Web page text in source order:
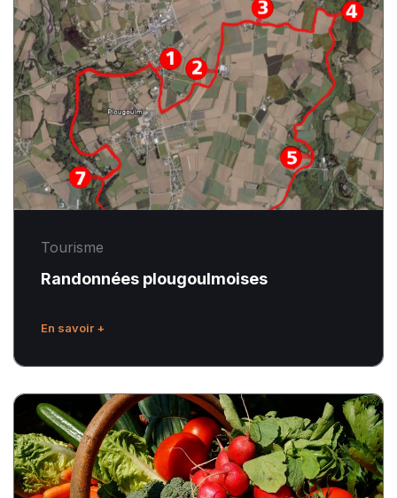
plougoulmoises
Tourisme
Randonnées plougoulmoises
En savoir +
Les
marchés
du
Finistère